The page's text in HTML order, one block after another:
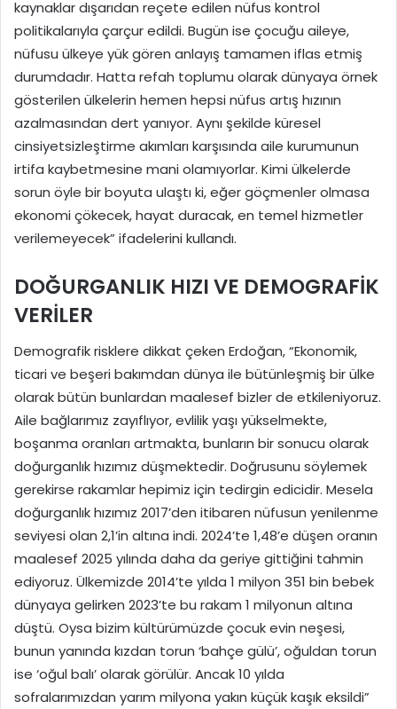
kaynaklar dışarıdan reçete edilen nüfus kontrol
politikalarıyla çarçur edildi. Bugün ise çocuğu aileye,
nüfusu ülkeye yük gören anlayış tamamen iflas etmiş
durumdadır. Hatta refah toplumu olarak dünyaya örnek
gösterilen ülkelerin hemen hepsi nüfus artış hızının
azalmasından dert yanıyor. Aynı şekilde küresel
cinsiyetsizleştirme akımları karşısında aile kurumunun
irtifa kaybetmesine mani olamıyorlar. Kimi ülkelerde
sorun öyle bir boyuta ulaştı ki, eğer göçmenler olmasa
ekonomi çökecek, hayat duracak, en temel hizmetler
verilemeyecek” ifadelerini kullandı.
DOĞURGANLIK HIZI VE DEMOGRAFİK
VERİLER
Demografik risklere dikkat çeken Erdoğan, “Ekonomik,
ticari ve beşeri bakımdan dünya ile bütünleşmiş bir ülke
olarak bütün bunlardan maalesef bizler de etkileniyoruz.
Aile bağlarımız zayıflıyor, evlilik yaşı yükselmekte,
boşanma oranları artmakta, bunların bir sonucu olarak
doğurganlık hızımız düşmektedir. Doğrusunu söylemek
gerekirse rakamlar hepimiz için tedirgin edicidir. Mesela
doğurganlık hızımız 2017’den itibaren nüfusun yenilenme
seviyesi olan 2,1’in altına indi. 2024’te 1,48’e düşen oranın
maalesef 2025 yılında daha da geriye gittiğini tahmin
ediyoruz. Ülkemizde 2014’te yılda 1 milyon 351 bin bebek
dünyaya gelirken 2023’te bu rakam 1 milyonun altına
düştü. Oysa bizim kültürümüzde çocuk evin neşesi,
bunun yanında kızdan torun ‘bahçe gülü’, oğuldan torun
ise ‘oğul balı’ olarak görülür. Ancak 10 yılda
sofralarımızdan yarım milyona yakın küçük kaşık eksildi”